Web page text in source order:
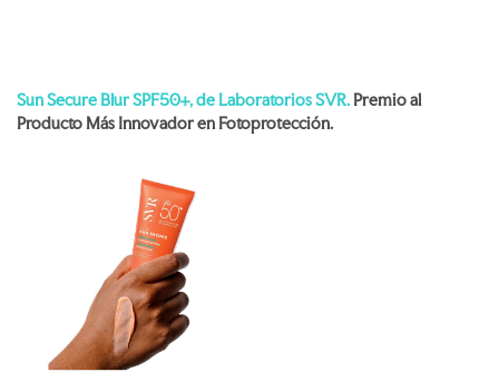
Sun Secure Blur SPF50+, de Laboratorios SVR. Premio al
Producto Más Innovador en Fotoprotección.